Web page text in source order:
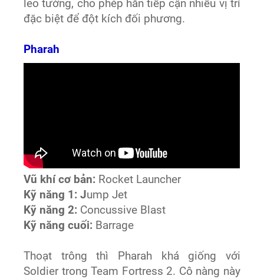
leo tường, cho phép hắn tiếp cận nhiều vị trí
đặc biệt để đột kích đối phương.
Pharah
Vũ khí cơ bản: Rocket Launcher
Kỹ năng 1: Jump Jet
Kỹ năng 2: Concussive Blast
Kỹ năng cuối: Barrage
Thoạt trông thì Pharah khá giống với
Soldier trong Team Fortress 2. Cô nàng này